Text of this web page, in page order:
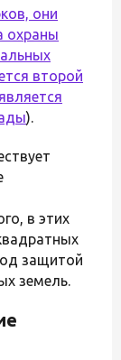
они
охраны
второй
).
в этих
защитой
земель.